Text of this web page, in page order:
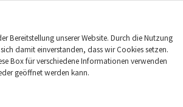
Bereitstellung unserer Website. Durch die Nutzung
damit einverstanden, dass wir Cookies setzen.
Box für verschiedene Informationen verwenden
geöffnet werden kann.